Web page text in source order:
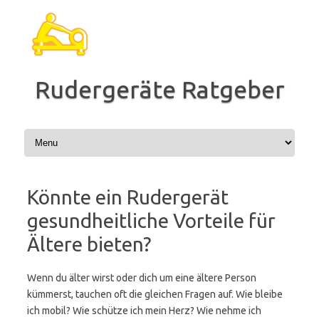
springen
Rudergeräte Ratgeber
Könnte ein Rudergerät
gesundheitliche Vorteile für
Ältere bieten?
Wenn du älter wirst oder dich um eine ältere Person
kümmerst, tauchen oft die gleichen Fragen auf. Wie bleibe
ich mobil? Wie schütze ich mein Herz? Wie nehme ich